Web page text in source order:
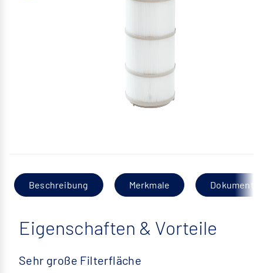
Beschreibung Merkmale
Eigenschaften & Vorteile
Sehr große Filterfläche